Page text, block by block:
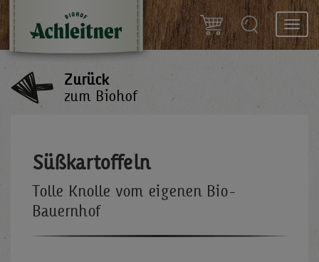
Zurück
zum Biohof
Süßkartoffeln
Tolle Knolle vom eigenen Bio-
Bauernhof